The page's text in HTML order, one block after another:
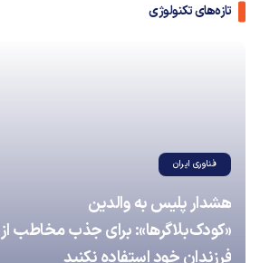
تازه‌های تکنولوژی
فناوری ایران
هشدار پلیس به والدین
«کودک‌بلاگرها»: برای جذب مخاطب از
فرزندان خود استفاده نکنید